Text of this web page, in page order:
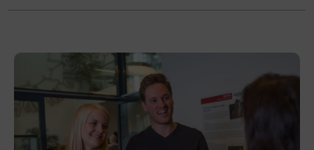
Die Teilnahme ist kostenlos.
und dem Land Tirol kofinanziert.
Veranstaltungsort
Jugendzentrum Kufstein